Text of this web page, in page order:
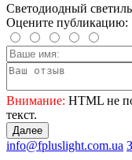
Светодиодный
Оцените публикацию:
Внимание: HTML не
текст.
Далее
info@fpluslight.com.ua